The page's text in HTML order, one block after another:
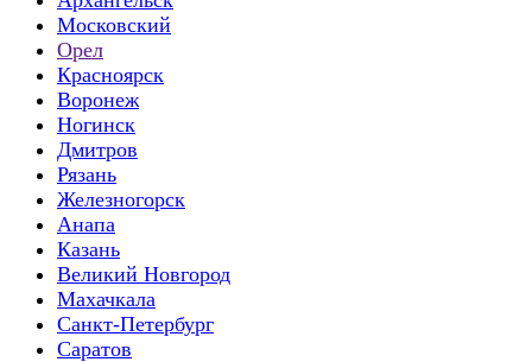
Московский
Орел
Красноярск
Воронеж
Ногинск
Дмитров
Рязань
Железногорск
Анапа
Казань
Великий Новгород
Махачкала
Санкт-Петербург
Саратов